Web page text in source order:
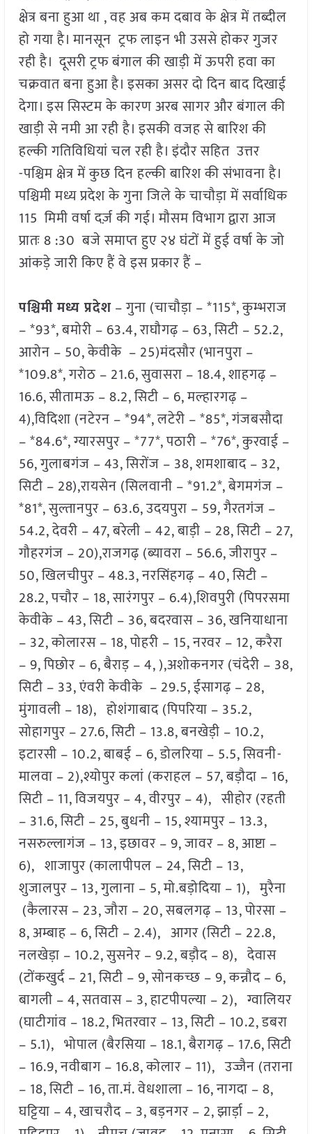
क्षेत्र बना हुआ था , वह अब कम दबाव के क्षेत्र में तब्दील
हो गया है। मानसून ट्रफ लाइन भी उससे होकर गुजर
रही है। दूसरी ट्रफ बंगाल की खाड़ी में ऊपरी हवा का
चक्रवात बना हुआ है। इसका असर दो दिन बाद दिखाई
देगा। इस सिस्टम के कारण अरब सागर और बंगाल की
खाड़ी से नमी आ रही है। इसकी वजह से बारिश की
हल्की गतिविधियां चल रही है। इंदौर सहित उत्तर
-पश्चिम क्षेत्र में कुछ दिन हल्की बारिश की संभावना है।
पश्चिमी मध्य प्रदेश के गुना जिले के चाचौड़ा में सर्वाधिक
115 मिमी वर्षा दर्ज़ की गई। मौसम विभाग द्वारा आज
प्रातः 8 :30 बजे समाप्त हुए २४ घंटों में हुई वर्षा के जो
आंकड़े जारी किए हैं वे इस प्रकार हैं –
पश्चिमी मध्य प्रदेश– गुना (चाचौड़ा – *115*, कुम्भराज
– *93*, बमोरी – 63.4, राघौगढ़ – 63, सिटी – 52.2,
आरोन – 50, केवीके – 25)मंदसौर (भानपुरा –
*109.8*, गरोठ – 21.6, सुवासरा – 18.4, शाहगढ़ –
16.6, सीतामऊ – 8.2, सिटी – 6, मल्हारगढ़ –
4),विदिशा (नटेरन – *94*, लटेरी – *85*, गंजबसौदा
– *84.6*, ग्यारसपुर – *77*, पठारी – *76*, कुरवाई –
56, गुलाबगंज – 43, सिरोंज – 38, शमशाबाद – 32,
सिटी – 28),रायसेन (सिलवानी – *91.2*, बेगमगंज –
*81*, सुल्तानपुर – 63.6, उदयपुरा – 59, गैरतगंज –
54.2, देवरी – 47, बरेली – 42, बाड़ी – 28, सिटी – 27,
गौहरगंज – 20),राजगढ़ (ब्यावरा – 56.6, जीरापुर –
50, खिलचीपुर – 48.3, नरसिंहगढ़ – 40, सिटी –
28.2, पचौर – 18, सारंगपुर – 6.4),शिवपुरी (पिपरसमा
केवीके – 43, सिटी – 36, बदरवास – 36, खनियाधाना
– 32, कोलारस – 18, पोहरी – 15, नरवर – 12, करैरा
– 9, पिछोर – 6, बैराड़ – 4, ),अशोकनगर (चंदेरी – 38,
सिटी – 33, एंवरी केवीके – 29.5, ईसागढ़ – 28,
मुंगावली – 18), होशंगाबाद (पिपरिया – 35.2,
सोहागपुर – 27.6, सिटी – 13.8, बनखेड़ी – 10.2,
इटारसी – 10.2, बाबई – 6, डोलरिया – 5.5, सिवनी-
मालवा – 2),श्योपुर कलां (कराहल – 57, बड़ौदा – 16,
सिटी – 11, विजयपुर – 4, वीरपुर – 4), सीहोर (रहती
– 31.6, सिटी – 25, बुधनी – 15, श्यामपुर – 13.3,
नसरुल्लागंज – 13, इछावर – 9, जावर – 8, आष्टा –
6), शाजापुर (कालापीपल – 24, सिटी – 13,
शुजालपुर – 13, गुलाना – 5, मो.बड़ोदिया – 1), मुरैना
(कैलारस – 23, जौरा – 20, सबलगढ़ – 13, पोरसा –
8, अम्बाह – 6, सिटी – 2.4), आगर (सिटी – 22.8,
नलखेड़ा – 10.2, सुसनेर – 9.2, बड़ौद – 8), देवास
(टोंकखुर्द – 21, सिटी – 9, सोनकच्छ – 9, कन्नौद – 6,
बागली – 4, सतवास – 3, हाटपीपल्या – 2), ग्वालियर
(घाटीगांव – 18.2, भितरवार – 13, सिटी – 10.2, डबरा
– 5.1), भोपाल (बैरसिया – 18.1, बैरागढ़ – 17.6, सिटी
– 16.9, नवीबाग – 16.8, कोलार – 11), उज्जैन (तराना
– 18, सिटी – 16, ता.मं. वेधशाला – 16, नागदा – 8,
घट्टिया – 4, खाचरौद – 3, बड़नगर – 2, झार्ड़ा – 2,